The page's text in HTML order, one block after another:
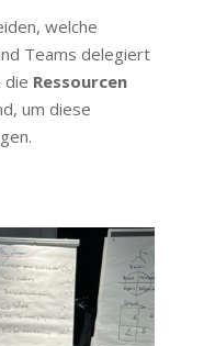
welche
Teams delegiert
die Ressourcen
um diese